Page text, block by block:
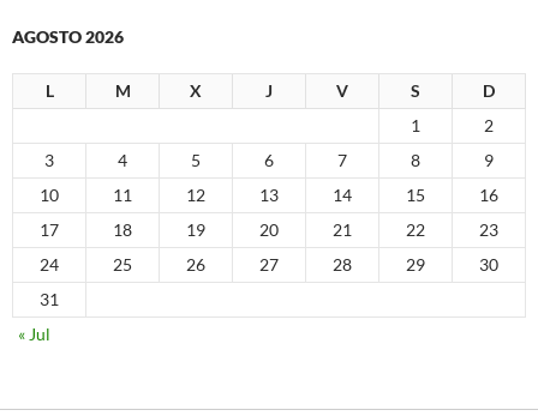
AGOSTO 2026
L M X J V S
D
1
2
3
4 5 6 7 8
9
10
11 12 13 14 15
16
17
18 19 20 21 22
23
24
25 26 27 28 29
30
31
« Jul